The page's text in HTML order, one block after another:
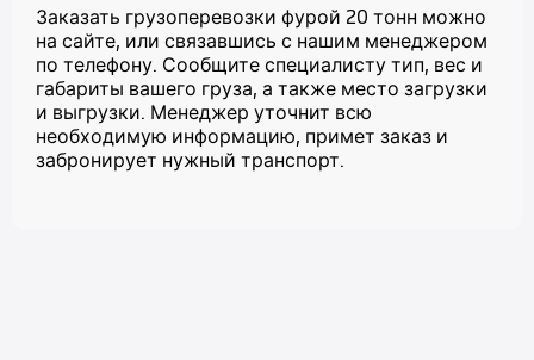
Заказать грузоперевозки фурой 20 тонн можно
на сайте, или связавшись с нашим менеджером
по телефону. Сообщите специалисту тип, вес и
габариты вашего груза, а также место загрузки
и выгрузки. Менеджер уточнит всю
необходимую информацию, примет заказ и
забронирует нужный транспорт.